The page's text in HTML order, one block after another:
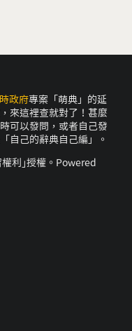
政府專案「萌典」的延
來這裡查就對了！甚麼
可以發問，或者自己發
自己的辭典自己編」。
利｣授權。Powered